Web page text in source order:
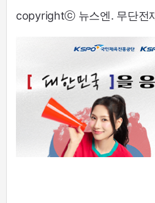
copyrightⓒ 뉴스엔. 무단전